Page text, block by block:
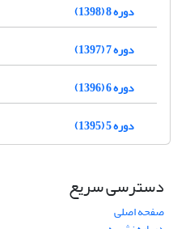
دوره 8 (1398)
دوره 7 (1397)
دوره 6 (1396)
دوره 5 (1395)
دسترسی سریع
صفحه اصلی